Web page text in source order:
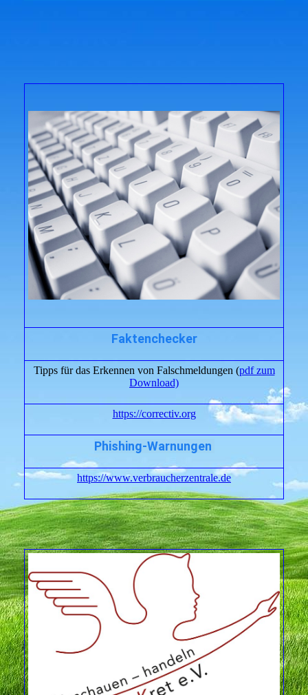
Faktenchecker
Tipps für das Erkennen von Falschmeldungen (pdf zum
Download)
https://correctiv.org
Phishing-Warnungen
https://www.verbraucherzentrale.de